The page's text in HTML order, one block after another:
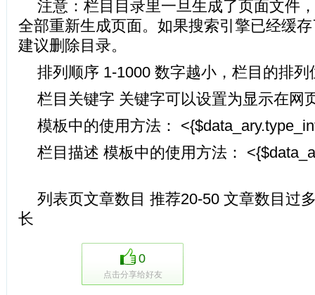
注意：栏目目录里一旦生成了页面文件
全部重新生成页面。如果搜索引擎已经缓
建议删除目录。
排列顺序 1-1000 数字越小，栏目的
栏目关键字 关键字可以设置为显示在网
模板中的使用方法：
栏目描述 模板中的使用方法：
列表页文章数目 推荐20-50 文章数目过
长
0
点击分享给好友